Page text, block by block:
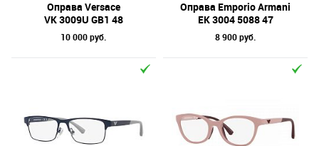
Оправа Versace
VK 3009U GB1 48
10 000 руб.
Оправа Emporio Armani
EK 3004 5088 47
8 900 руб.